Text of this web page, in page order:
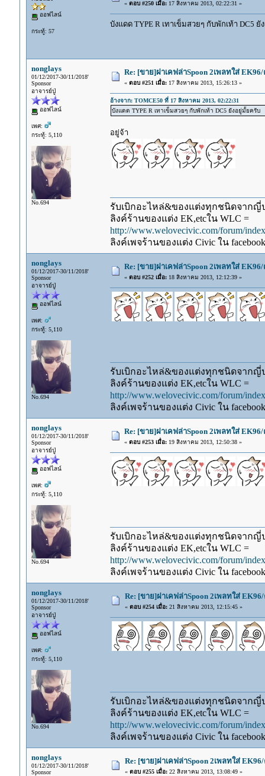
ออฟไลน์
กระทู้: 57
« ตอบ #250 เมื่อ:17 สิงหาคม 2013, 02:22:31 »
บังแดด TYPE R เทาเข็มสวยๆ กับพักเท้า DC5
nonglays
01/12/2017-30/11/2018'
Sponsor
อาจารย์ปู่
ออฟไลน์
เพศ:
กระทู้: 5,110
No.694
Re: [ขาย]ฝาเคฟล่าSpoon 2เพลทใส่
« ตอบ #251 เมื่อ:17 สิงหาคม 2013, 15:26:13 »
อ้างจาก: TOMCE50 ที่ 17 สิงหาคม 2013, 02:22:31
บังแดด TYPE R เทาเข็มสวยๆ กับพักเท้า DC5 ยังอยู่มั้ยครับ
อยู่จ้า
รับเบิกอะไหล่&ของแต่งทุกชนิดจากญี่
ลิงค์ร้านของแต่ง EK,etcใน WLC =
http://www.welovecivic.com/forum/
ลิงค์เพจร้านของแต่ง Civic ใน
nonglays
01/12/2017-30/11/2018'
Sponsor
อาจารย์ปู่
ออฟไลน์
เพศ:
กระทู้: 5,110
No.694
Re: [ขาย]ฝาเคฟล่าSpoon 2เพลทใส่
« ตอบ #252 เมื่อ:18 สิงหาคม 2013, 12:12:39 »
รับเบิกอะไหล่&ของแต่งทุกชนิดจากญี่
ลิงค์ร้านของแต่ง EK,etcใน WLC =
http://www.welovecivic.com/forum/
ลิงค์เพจร้านของแต่ง Civic ใน
nonglays
01/12/2017-30/11/2018'
Sponsor
อาจารย์ปู่
ออฟไลน์
เพศ:
กระทู้: 5,110
No.694
Re: [ขาย]ฝาเคฟล่าSpoon 2เพลทใส่
« ตอบ #253 เมื่อ:19 สิงหาคม 2013, 12:50:38 »
รับเบิกอะไหล่&ของแต่งทุกชนิดจากญี่
ลิงค์ร้านของแต่ง EK,etcใน WLC =
http://www.welovecivic.com/forum/
ลิงค์เพจร้านของแต่ง Civic ใน
nonglays
01/12/2017-30/11/2018'
Sponsor
อาจารย์ปู่
ออฟไลน์
เพศ:
กระทู้: 5,110
No.694
Re: [ขาย]ฝาเคฟล่าSpoon 2เพลทใส่
« ตอบ #254 เมื่อ:21 สิงหาคม 2013, 12:15:45 »
รับเบิกอะไหล่&ของแต่งทุกชนิดจากญี่
ลิงค์ร้านของแต่ง EK,etcใน WLC =
http://www.welovecivic.com/forum/
ลิงค์เพจร้านของแต่ง Civic ใน
nonglays
01/12/2017-30/11/2018'
Sponsor
Re: [ขาย]ฝาเคฟล่าSpoon 2เพลทใส่
« ตอบ #255 เมื่อ:22 สิงหาคม 2013, 13:08:49 »